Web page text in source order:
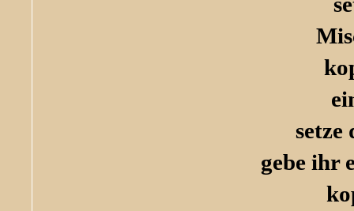
setze
gebe ihr